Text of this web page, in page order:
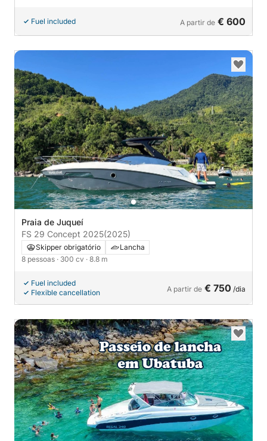
Fuel included A partir de € 600
Praia de Juqueí
FS 29 Concept 2025(2025)
Skipper obrigatório
Lancha
8 pessoas · 300 cv · 8.8 m
Fuel included
Flexible cancellation
A partir de € 750 /dia